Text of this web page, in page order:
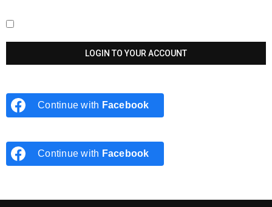
Continue with Facebook
Continue with Facebook